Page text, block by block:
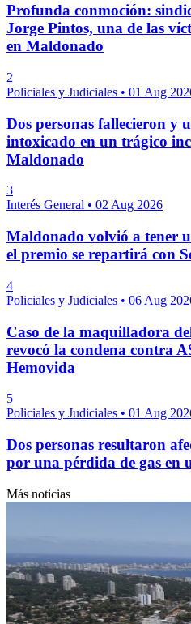
Profunda conmoción:
Jorge Pintos, una de las
en Maldonado
2
Policiales y Judiciales • 01 Aug
Dos personas fallecieron y
intoxicado en un trágico
Maldonado
3
Interés General • 02 Aug 2026
Maldonado volvió a tener
el premio se repartirá con
4
Policiales y Judiciales • 06 Aug
Caso de la maquilladora
revocó la condena contra
Hemovida
5
Policiales y Judiciales • 01 Aug
Dos personas resultaron
por una pérdida de gas en
Más noticias